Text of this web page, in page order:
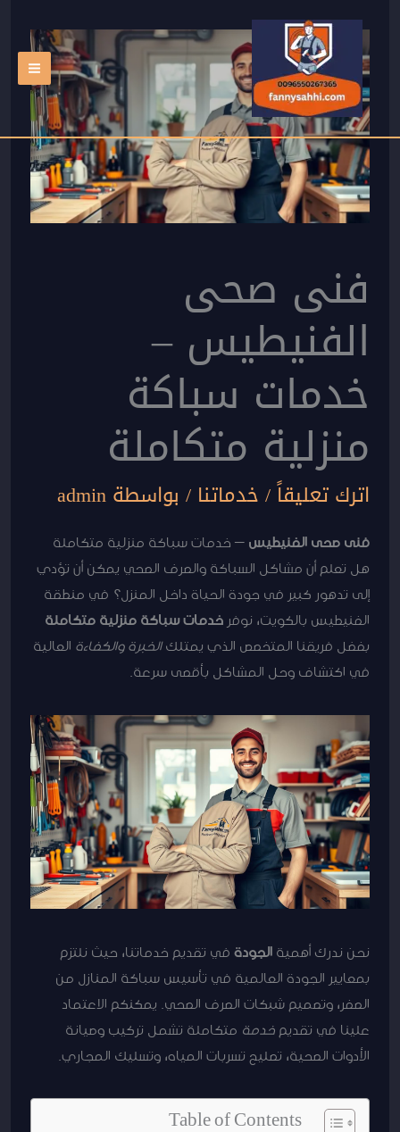
تخطي
المحتوى
فنى صحى
الفنيطيس –
خدمات سباكة
منزلية متكاملة
اترك تعليقاً/خدماتنا / بواسطةadmin
فنى صحى الفنيطيس – خدمات سباكة منزلية متكاملة
هل تعلم أن مشاكل السباكة والصرف الصحي يمكن أن تؤدي
إلى تدهور كبير في جودة الحياة داخل المنزل؟ في منطقة
الفنيطيس بالكويت، نوفر خدمات سباكة منزلية متكاملة
بفضل فريقنا المتخصص الذي يمتلكالخبرة والكفاءة العالية
في اكتشاف وحل المشاكل بأقصى سرعة.
نحن ندرك أهمية الجودةفي تقديم خدماتنا، حيث نلتزم
بمعايير الجودة العالمية في تأسيس سباكة المنازل من
الصفر، وتصميم شبكات الصرف الصحي. يمكنكم الاعتماد
علينا في تقديم خدمة متكاملة تشمل تركيب وصيانة
الأدوات الصحية، تصليح تسربات المياه، وتسليك المجاري.
Table of Contents